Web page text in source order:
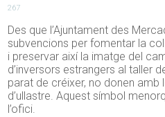
267
Des que l’Ajuntament des
subvencions per fomentar la
i preservar així la imatge del
d’inversors estrangers al taller
parat de créixer, no donen
d’ullastre. Aquest símbol
l’ofici.